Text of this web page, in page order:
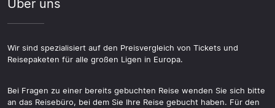
Über uns
Wir sind spezialisiert auf den Preisvergleich von Tickets und
Reisepaketen für alle großen Ligen in Europa.
Bei Fragen zu einer bereits gebuchten Reise wenden Sie sich bitte
an das Reisebüro, bei dem Sie Ihre Reise gebucht haben. Für den